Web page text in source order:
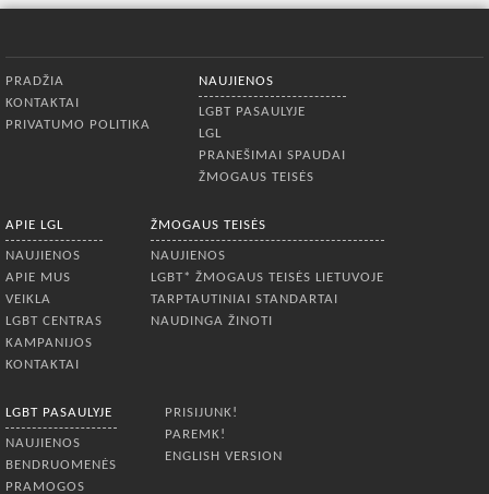
PRADŽIA
KONTAKTAI
PRIVATUMO POLITIKA
NAUJIENOS
LGBT PASAULYJE
LGL
PRANEŠIMAI SPAUDAI
ŽMOGAUS TEISĖS
APIE LGL
NAUJIENOS
APIE MUS
VEIKLA
LGBT CENTRAS
KAMPANIJOS
KONTAKTAI
ŽMOGAUS TEISĖS
NAUJIENOS
LGBT* ŽMOGAUS TEISĖS LIETUVOJE
TARPTAUTINIAI STANDARTAI
NAUDINGA ŽINOTI
LGBT PASAULYJE
NAUJIENOS
BENDRUOMENĖS
PRAMOGOS
PRISIJUNK!
PAREMK!
ENGLISH VERSION